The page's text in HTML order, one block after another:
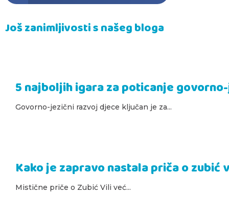
Još zanimljivosti s našeg bloga
5 najboljih igara za poticanje
Govorno-jezični razvoj djece ključan je za...
Kako je zapravo nastala priča o zubić
Mistične priče o Zubić Vili već...